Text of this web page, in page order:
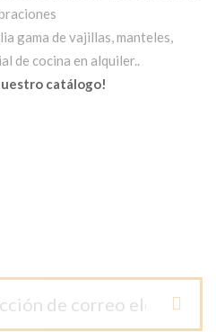
gama de vajillas, manteles,
de cocina en alquiler..
catálogo!